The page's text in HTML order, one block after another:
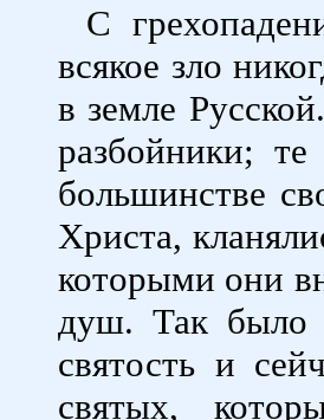
С
всякое зло
в земле
разбойники;
большинстве
Христа,
которыми они
душ. Так было
святость и
святых,